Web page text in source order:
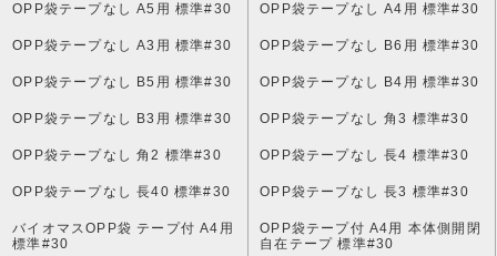
OPP袋テープなし A5用 標準#30 OPP袋テープなし A4用 標準#30
OPP袋テープなし A3用 標準#30 OPP袋テープなし B6用 標準#30
OPP袋テープなし B5用 標準#30 OPP袋テープなし B4用 標準#30
OPP袋テープなし B3用 標準#30 OPP袋テープなし 角3 標準#30
OPP袋テープなし 角2 標準#30 OPP袋テープなし 長4 標準#30
OPP袋テープなし 長40 標準#30 OPP袋テープなし 長3 標準#30
バイオマスOPP袋 テープ付 A4用
標準#30
OPP袋テープ付 A4用 本体側開閉
自在テープ 標準#30